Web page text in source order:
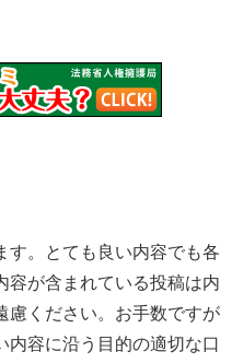
す。とても良い内容でも各
容が含まれている投稿は内
慮ください。お手数ですが
内容に沿う目的の適切な口